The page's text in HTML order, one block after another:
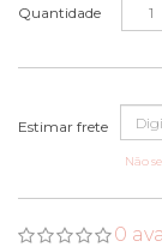
Quantidade
Não
0